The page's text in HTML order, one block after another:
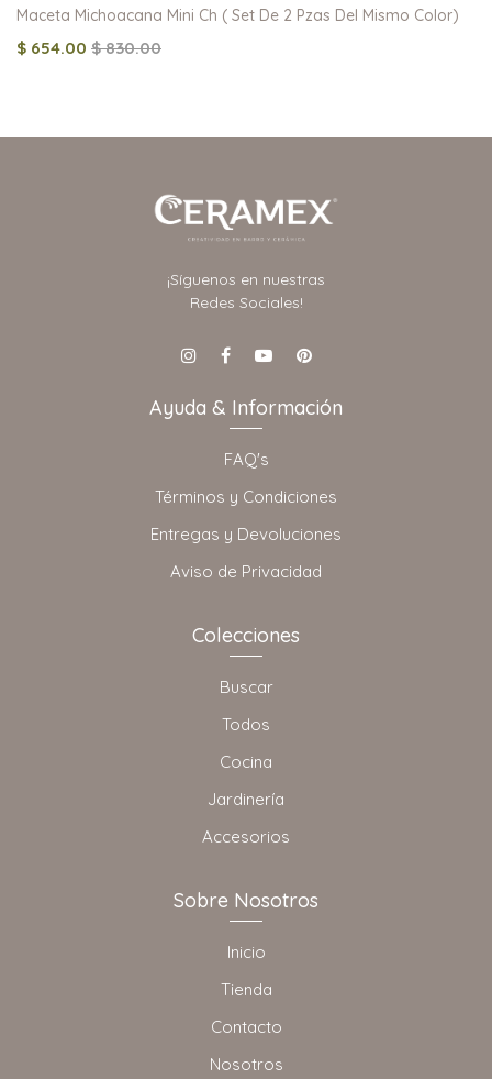
Maceta Michoacana Mini Ch ( Set De 2 Pzas Del Mismo Color)
$ 654.00 $ 830.00
¡Síguenos en nuestras
Redes Sociales!
Ayuda & Información
FAQ's
Términos y Condiciones
Entregas y Devoluciones
Aviso de Privacidad
Colecciones
Buscar
Todos
Cocina
Jardinería
Accesorios
Sobre Nosotros
Inicio
Tienda
Contacto
Nosotros